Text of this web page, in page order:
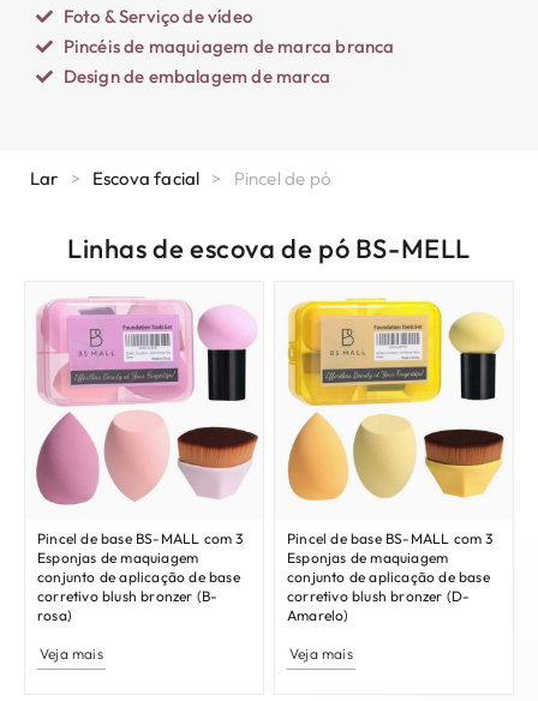
Foto & Serviço de vídeo
Pincéis de maquiagem de marca branca
Design de embalagem de marca
Lar > Escova facial > Pincel de pó
Linhas de escova de pó BS-MELL
Pincel de base BS-MALL com 3
Esponjas de maquiagem
conjunto de aplicação de base
corretivo blush bronzer (B-
rosa)
Veja mais
Pincel de base BS-MALL com 3
Esponjas de maquiagem
conjunto de aplicação de base
corretivo blush bronzer (D-
Amarelo)
Veja mais